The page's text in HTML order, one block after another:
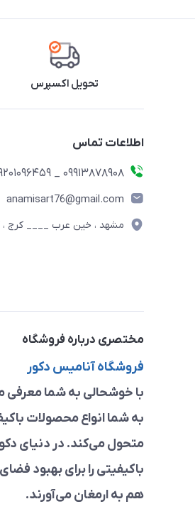
تحویل اکسپرس
اطلاعات تماس
09913878908 _ 09201096459 _ 021.28424157
anamisart76@gmail.com
مشهد ، خین عرب ____ کرج ،
مختصری درباره فروشگاه
فروشگاه آنامیس دکور
با خوشحالی به شما معرفی
به شما انواع محصولات
متحول می‌کند. در دنیای
باکیفیتی را برای بهبود
هم به ارمغان می‌آورند.